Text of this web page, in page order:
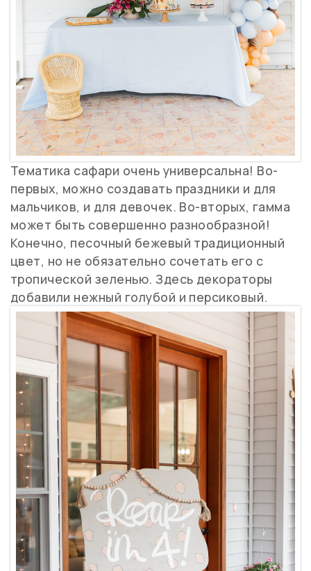
Тематика сафари очень универсальна! Во-
первых, можно создавать праздники и для
мальчиков, и для девочек. Во-вторых, гамма
может быть совершенно разнообразной!
Конечно, песочный бежевый традиционный
цвет, но не обязательно сочетать его с
тропической зеленью. Здесь декораторы
добавили нежный голубой и персиковый.